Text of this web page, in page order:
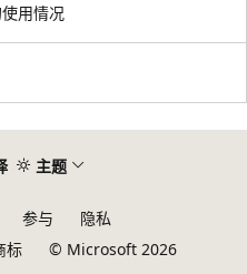
用情况
主题
参与
隐私
标 © Microsoft 2026